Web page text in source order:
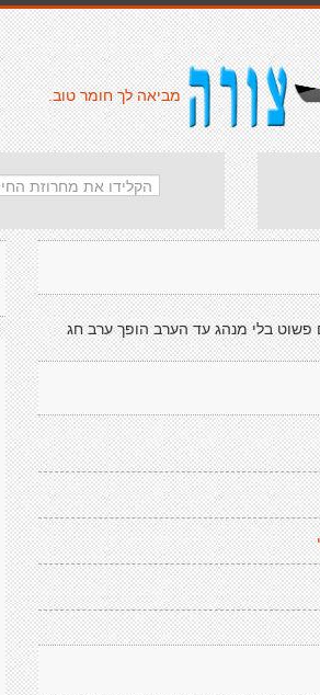
מביאה לך חומר טוב.
פשוט בלי מנהג עד הערב הופך ערב חג